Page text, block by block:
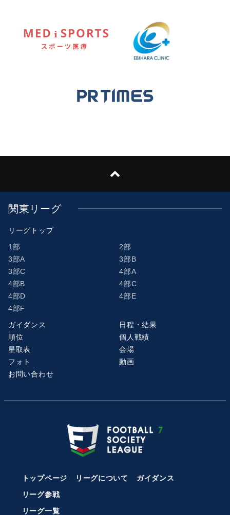
関東リーグ
リーグトップ
1部
2部
3部A
3部B
3部C
4部A
4部B
4部C
4部D
4部E
4部F
ガイダンス
日程・結果
順位
個人戦績
星取表
会場
フォト
動画
お問い合わせ
トップページ リーグについて
ガイダンス
リーグ参戦
リーグ一覧